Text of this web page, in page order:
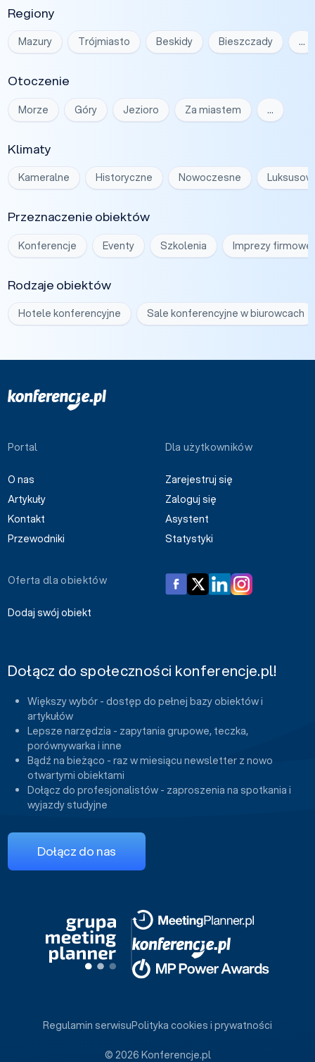
Regiony
Mazury Trójmiasto Beskidy Bieszczady …
Otoczenie
Morze Góry Jezioro Za miastem …
Klimaty
Kameralne Historyczne Nowoczesne
Przeznaczenie obiektów
Konferencje Eventy Szkolenia Imprezy firmowe
Rodzaje obiektów
Hotele konferencyjne Sale konferencyjne w biurowcach
Portal
O nas
Artykuły
Kontakt
Przewodniki
Dla użytkowników
Zarejestruj się
Zaloguj się
Asystent
Statystyki
Oferta dla obiektów
Dodaj swój obiekt
Dołącz do społeczności konferencje.pl!
Większy wybór - dostęp do pełnej bazy obiektów i
artykułów
Lepsze narzędzia - zapytania grupowe, teczka,
porównywarka i inne
Bądź na bieżąco - raz w miesiącu newsletter z nowo
otwartymi obiektami
Dołącz do profesjonalistów - zaproszenia na spotkania i
wyjazdy studyjne
Dołącz do nas
© 2026 Konferencje.pl
Regulamin serwisuPolityka cookies i prywatności